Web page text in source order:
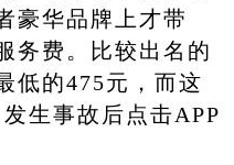
豪华品牌上才带
务费。比较出名的
低的475元，而这
生事故后点击APP